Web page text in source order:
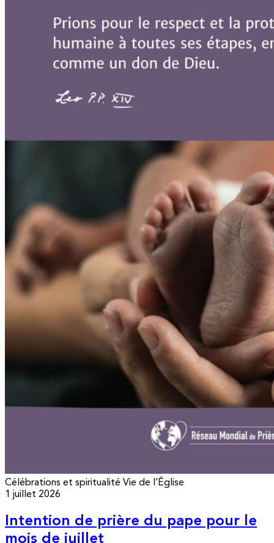
Célébrations et spiritualité Vie de l’Église
1 juillet 2026
Intention de prière du pape pour le
mois de juillet